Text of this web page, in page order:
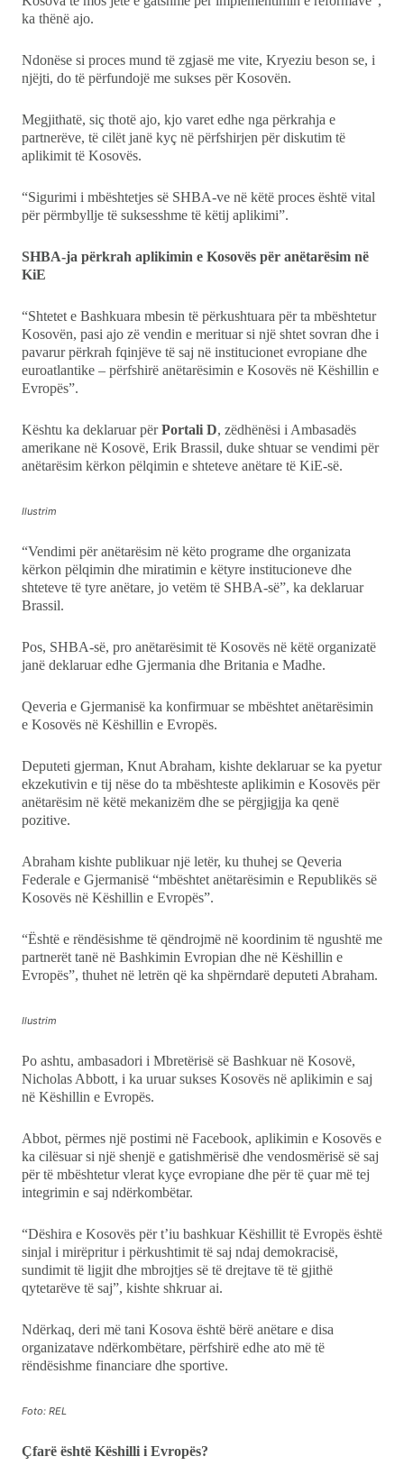
ka thënë ajo.
Ndonëse si proces mund të zgjasë me vite, Kryeziu beson se, i
njëjti, do të përfundojë me sukses për Kosovën.
Megjithatë, siç thotë ajo, kjo varet edhe nga përkrahja e
partnerëve, të cilët janë kyç në përfshirjen për diskutim të
aplikimit të Kosovës.
“Sigurimi i mbështetjes së SHBA-ve në këtë proces është vital
për përmbyllje të suksesshme të këtij aplikimi”.
SHBA-ja përkrah aplikimin e Kosovës për anëtarësim në
KiE
“Shtetet e Bashkuara mbesin të përkushtuara për ta mbështetur
Kosovën, pasi ajo zë vendin e merituar si një shtet sovran dhe i
pavarur përkrah fqinjëve të saj në institucionet evropiane dhe
euroatlantike – përfshirë anëtarësimin e Kosovës në Këshillin e
Evropës”.
Kështu ka deklaruar përPortali D, zëdhënësi i Ambasadës
amerikane në Kosovë, Erik Brassil, duke shtuar se vendimi për
anëtarësim kërkon pëlqimin e shteteve anëtare të KiE-së.
Ilustrim
“Vendimi për anëtarësim në këto programe dhe organizata
kërkon pëlqimin dhe miratimin e këtyre institucioneve dhe
shteteve të tyre anëtare, jo vetëm të SHBA-së”, ka deklaruar
Brassil.
Pos, SHBA-së, pro anëtarësimit të Kosovës në këtë organizatë
janë deklaruar edhe Gjermania dhe Britania e Madhe.
Qeveria e Gjermanisë ka konfirmuar se mbështet anëtarësimin
e Kosovës në Këshillin e Evropës.
Deputeti gjerman, Knut Abraham, kishte deklaruar se ka pyetur
ekzekutivin e tij nëse do ta mbështeste aplikimin e Kosovës për
anëtarësim në këtë mekanizëm dhe se përgjigjja ka qenë
pozitive.
Abraham kishte publikuar një letër, ku thuhej se Qeveria
Federale e Gjermanisë “mbështet anëtarësimin e Republikës së
Kosovës në Këshillin e Evropës”.
“Është e rëndësishme të qëndrojmë në koordinim të ngushtë me
partnerët tanë në Bashkimin Evropian dhe në Këshillin e
Evropës”, thuhet në letrën që ka shpërndarë deputeti Abraham.
Ilustrim
Po ashtu, ambasadori i Mbretërisë së Bashkuar në Kosovë,
Nicholas Abbott, i ka uruar sukses Kosovës në aplikimin e saj
në Këshillin e Evropës.
Abbot, përmes një postimi në Facebook, aplikimin e Kosovës e
ka cilësuar si një shenjë e gatishmërisë dhe vendosmërisë së saj
për të mbështetur vlerat kyçe evropiane dhe për të çuar më tej
integrimin e saj ndërkombëtar.
“Dëshira e Kosovës për t’iu bashkuar Këshillit të Evropës është
sinjal i mirëpritur i përkushtimit të saj ndaj demokracisë,
sundimit të ligjit dhe mbrojtjes së të drejtave të të gjithë
qytetarëve të saj”, kishte shkruar ai.
Ndërkaq, deri më tani Kosova është bërë anëtare e disa
organizatave ndërkombëtare, përfshirë edhe ato më të
rëndësishme financiare dhe sportive.
Foto: REL
Çfarë është Këshilli i Evropës?